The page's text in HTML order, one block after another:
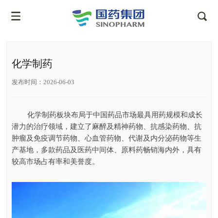
化学制药
发布时间：2026-06-03
化学制药板块布局于中国药品市场最具用药规模和成长
潜力的治疗领域，建立了麻醉及精神药物、抗感染药物、抗
肿瘤及免疫调节药物、心血管药物、代谢及内分泌药物等生
产基地，多款药品及医药中间体、原料药畅销海内外，具有
较高市场占有率和美誉度。